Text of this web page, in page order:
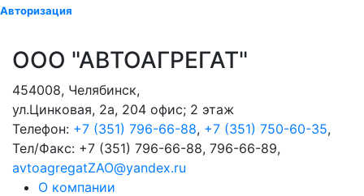
Авторизация
ООО "АВТОАГРЕГАТ"
454008, Челябинск,
ул.Цинковая, 2а, 204 офис; 2 этаж
Телефон: +7 (351) 796-66-88, +7 (351) 750-60-35,
Тел/Факс: +7 (351) 796-66-88, 796-66-89,
avtoagregatZAO@yandex.ru
О компании